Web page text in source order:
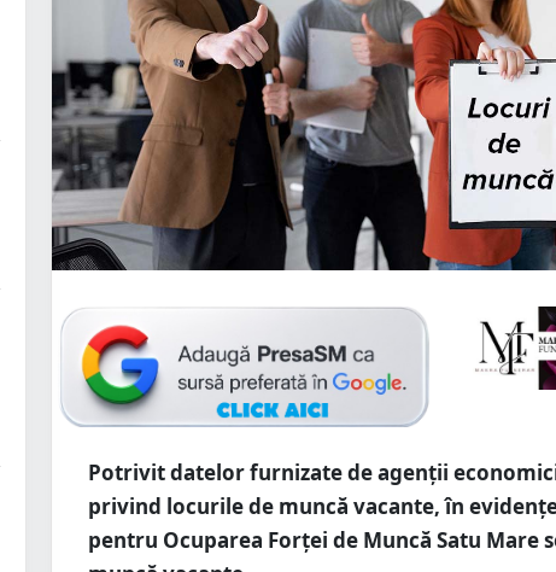
Potrivit datelor furnizate de agenții
privind locurile de muncă vacante, în
pentru Ocuparea Forței de Muncă Satu Mare